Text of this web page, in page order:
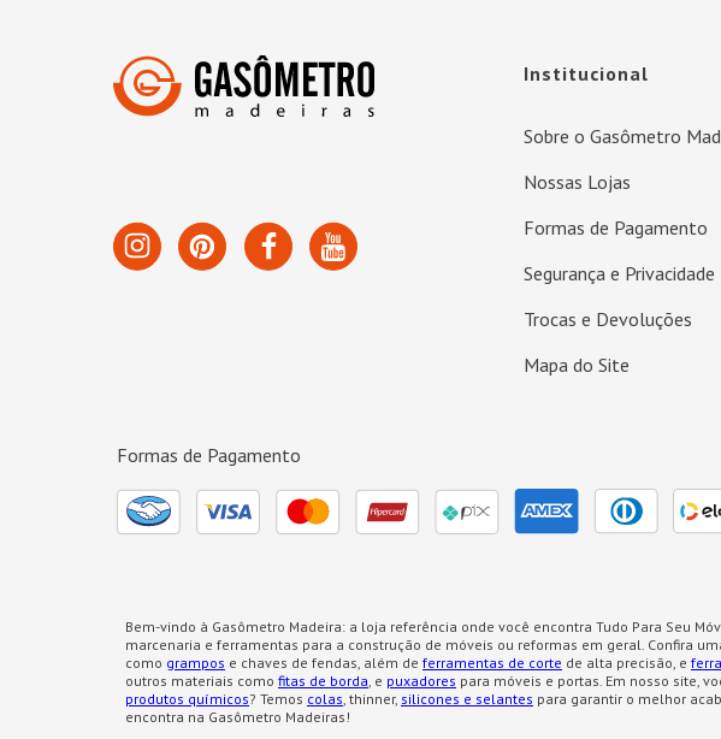
Institucional
Sobre o Gasômetro
Nossas Lojas
Formas de Pagamento
Segurança e Privacidade
Trocas e Devoluções
Mapa do Site
Formas de Pagamento
Bem-vindo à Gasômetro Madeira: a loja referência onde você encontra Tudo Para Seu
marcenaria e ferramentas para a construção de móveis ou reformas em geral. Confira
como grampos e chaves de fendas, além de ferramentas de corte de alta precisão, e
outros materiais como fitas de borda, e puxadores para móveis e portas. Em nosso site,
produtos químicos? Temos colas, thinner, silicones e selantes para garantir o melhor
encontra na Gasômetro Madeiras!